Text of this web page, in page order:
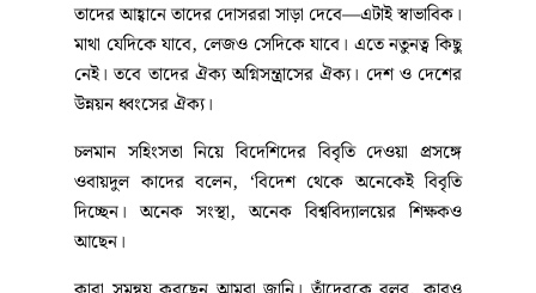
তাদের আহ্বানে তাদের দোসররা সাড়া দেবে—এটাই স্বাভাবিক।
মাথা যেদিকে যাবে, লেজও সেদিকে যাবে। এতে নতুনত্ব কিছু
নেই। তবে তাদের ঐক্য অগ্নিসন্ত্রাসের ঐক্য। দেশ ও দেশের
উন্নয়ন ধ্বংসের ঐক্য।
চলমান সহিংসতা নিয়ে বিদেশিদের বিবৃতি দেওয়া প্রসঙ্গে
ওবায়দুল কাদের বলেন, ‘বিদেশ থেকে অনেকেই বিবৃতি
দিচ্ছেন। অনেক সংস্থা, অনেক বিশ্ববিদ্যালয়ের শিক্ষকও
আছেন।